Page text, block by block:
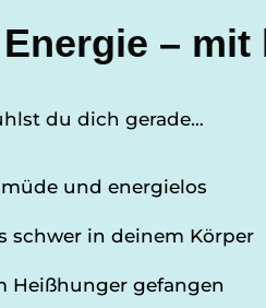
–
du dich gerade…
müde und energielos
schwer in deinem Körper
Heißhunger gefangen